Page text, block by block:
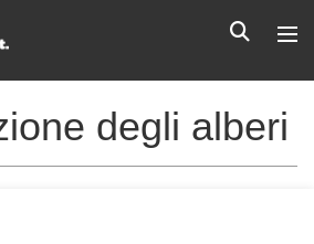
degli alberi